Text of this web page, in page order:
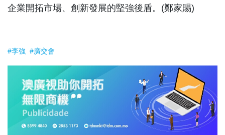
企業開拓市場、創新發展的堅強後盾。(鄭家賜)
#李強 #廣交會